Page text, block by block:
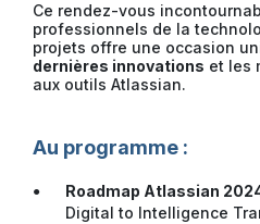
Ce rendez-vous
professionnels de la
projets offre une occasion
dernières innovations et les
aux outils Atlassian.
Au programme :
Roadmap Atlassian
Digital to Intelligence